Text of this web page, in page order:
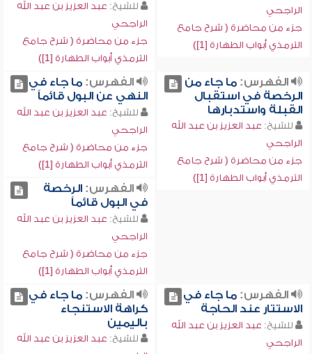
الراجحي
جزء من محاضرة ( شرح جامع
الترمذي أبواب الطهارة [1])
للشيخ: عبد العزيز بن عبد الله
الراجحي
جزء من محاضرة ( شرح جامع
الترمذي أبواب الطهارة [1])
الفهرس:ما جاء من
الرخصة في استقبال
القبلة واستدبارها
للشيخ: عبد العزيز بن عبد الله
الراجحي
جزء من محاضرة ( شرح جامع
الترمذي أبواب الطهارة [1])
الفهرس:ما جاء في
النهي عن البول قائماً
للشيخ: عبد العزيز بن عبد الله
الراجحي
جزء من محاضرة ( شرح جامع
الترمذي أبواب الطهارة [1])
الفهرس:الرخصة
في البول قائماً
للشيخ: عبد العزيز بن عبد الله
الراجحي
جزء من محاضرة ( شرح جامع
الترمذي أبواب الطهارة [1])
الفهرس:ما جاء في
الاستتار عند الحاجة
للشيخ: عبد العزيز بن عبد الله
الراجحي
الفهرس:ما جاء في
كراهة الاستنجاء
باليمين
للشيخ: عبد العزيز بن عبد الله